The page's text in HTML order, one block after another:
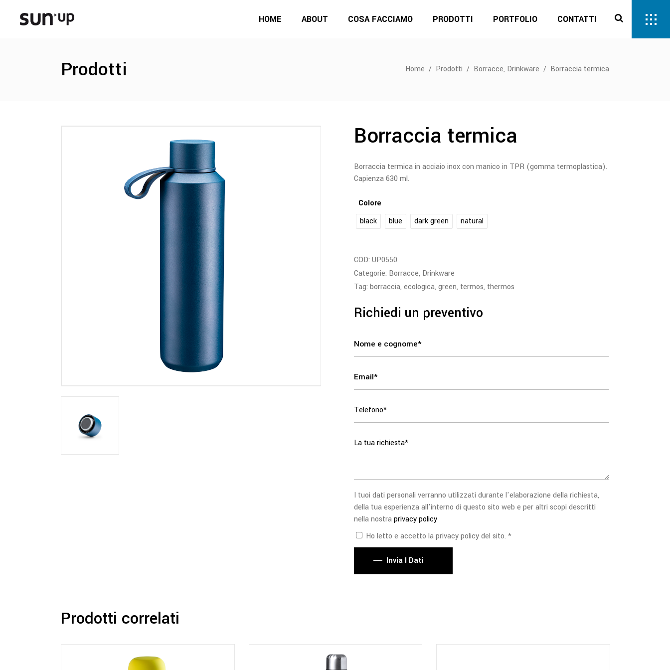
HOME ABOUT COSA FACCIAMO PRODOTTI PORTFOLIO CONTATTI
Prodotti Home / Prodotti / Borracce, Drinkware / Borraccia termica
Borraccia termica
Borraccia termica in acciaio inox con manico in TPR (gomma termoplastica).
Capienza 630 ml.
Colore
black
blue dark green natural
COD: UP0550
Categorie: Borracce, Drinkware
Tag: borraccia, ecologica, green, termos, thermos
Richiedi un preventivo
I tuoi dati personali verranno utilizzati durante l'elaborazione della richiesta,
della tua esperienza all'interno di questo sito web e per altri scopi descritti
nella nostraprivacy policy
Ho letto e accetto la privacy policy del sito. *
Invia I Dati
Prodotti correlati